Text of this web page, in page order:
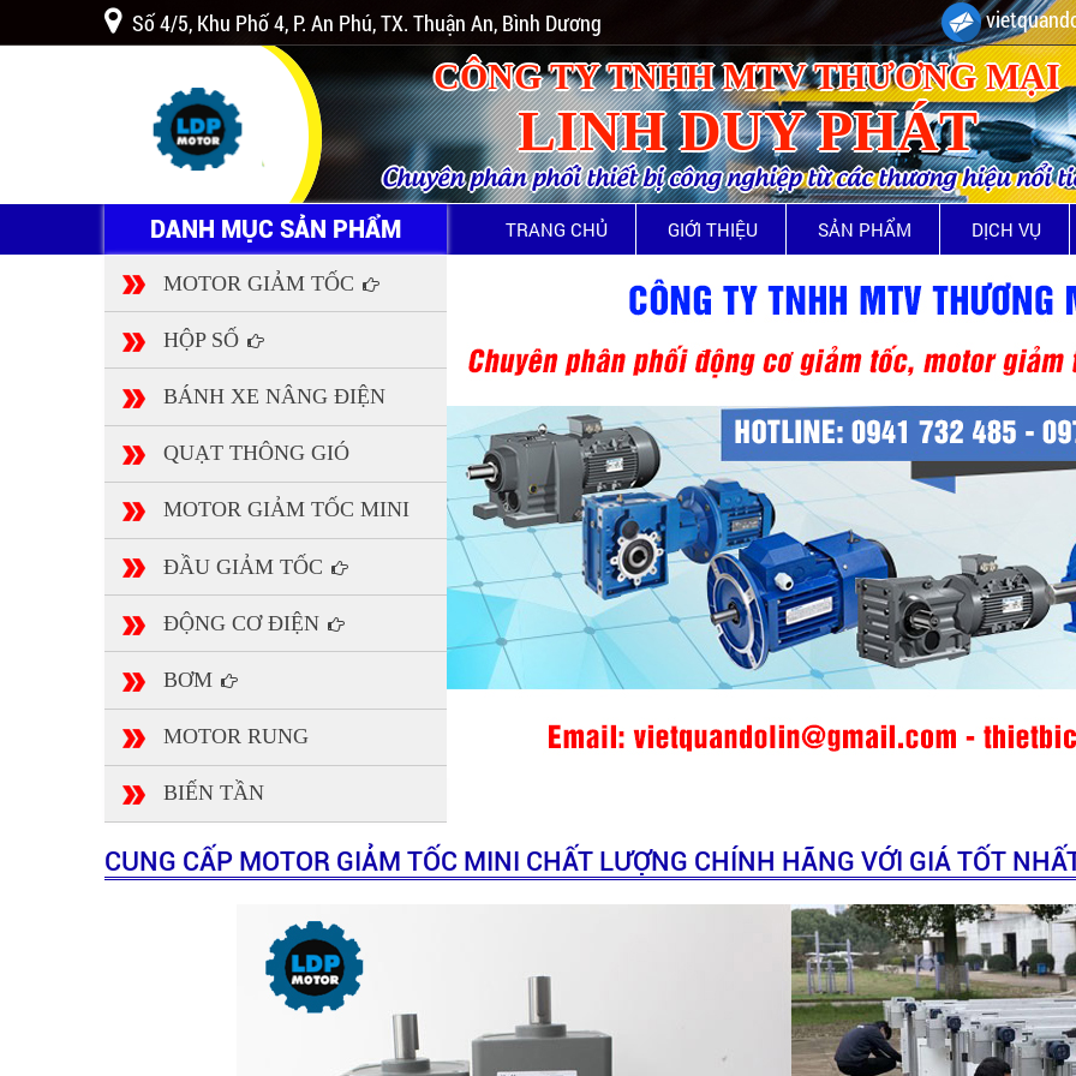
Số 4/5, Khu Phố 4, P. An Phú, TX. Thuận An, Bình Dương
CÔNG TY TNHH MTV THƯƠNG MẠI
LINH DUY PHÁT
Chuyên phân phối thiết bị công nghiệp từ các thương hiệu nổi
DANH MỤC SẢN PHẨM TRANG CHỦ GIỚI THIỆU SẢN PHẨM DỊCH VỤ
MOTOR GIẢM TỐC
HỘP SỐ
BÁNH XE NÂNG ĐIỆN
QUẠT THÔNG GIÓ
MOTOR GIẢM TỐC MINI
ĐẦU GIẢM TỐC
ĐỘNG CƠ ĐIỆN
BƠM
MOTOR RUNG
BIẾN TẦN
CUNG CẤP MOTOR GIẢM TỐC MINI CHẤT LƯỢNG CHÍNH HÃNG VỚI GIÁ TỐT